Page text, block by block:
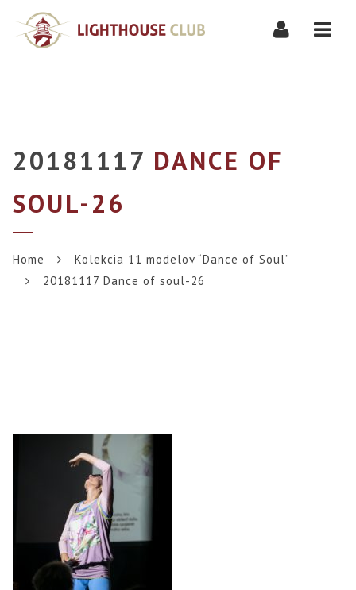
20181117 DANCE OF
SOUL-26
Home
Kolekcia 11 modelov “Dance of Soul”
20181117 Dance of soul-26